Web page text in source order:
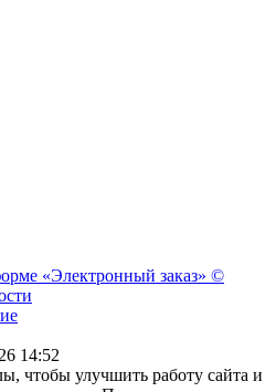
«Электронный заказ» ©
14:52
чтобы улучшить работу сайта и